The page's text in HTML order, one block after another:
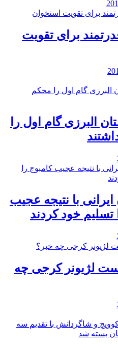
برای تقویت
البرزی گام اول را
ایرانی با نتیجه عجیب
تسلیم خود کردند
لژیونر کرجی چه